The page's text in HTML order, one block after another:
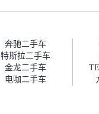
障。”
奔驰二手车
特斯拉二手车
金龙二手车
电咖二手车